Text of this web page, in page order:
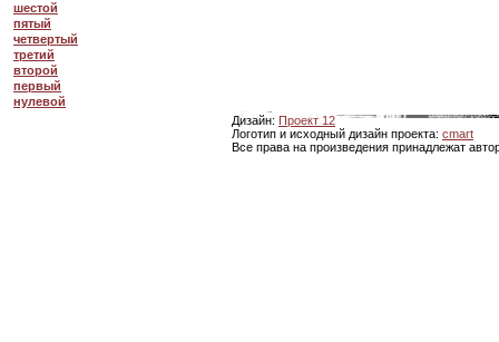
шестой
пятый
четвертый
третий
второй
первый
нулевой
Дизайн: Проект 12
Логотип и исходный дизайн проекта: cmart
Все права на произведения принадлежат